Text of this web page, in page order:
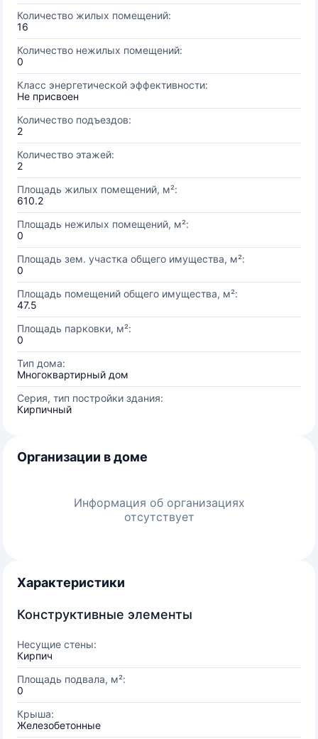
Количество жилых помещений:
16
Количество нежилых помещений:
0
Класс энергетической эффективности:
Не присвоен
Количество подъездов:
2
Количество этажей:
2
Площадь жилых помещений, м²:
610.2
Площадь нежилых помещений, м²:
0
Площадь зем. участка общего имущества, м²:
0
Площадь помещений общего имущества, м²:
47.5
Площадь парковки, м²:
0
Тип дома:
Многоквартирный дом
Серия, тип постройки здания:
Кирпичный
Организации в доме
Информация об организациях
отсутствует
Характеристики
Конструктивные элементы
Несущие стены:
Кирпич
Площадь подвала, м²:
0
Крыша:
Железобетонные